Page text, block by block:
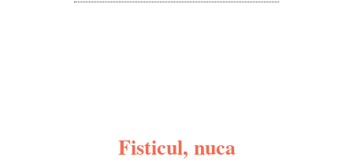
Fisticul, nuca